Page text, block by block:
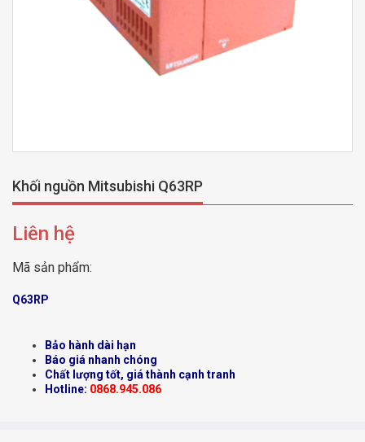
Khối nguồn Mitsubishi Q63RP
Liên hệ
Mã sản phẩm:
Q63RP
Bảo hành dài hạn
Báo giá nhanh chóng
Chất lượng tốt, giá thành cạnh tranh
Hotline: 0868.945.086